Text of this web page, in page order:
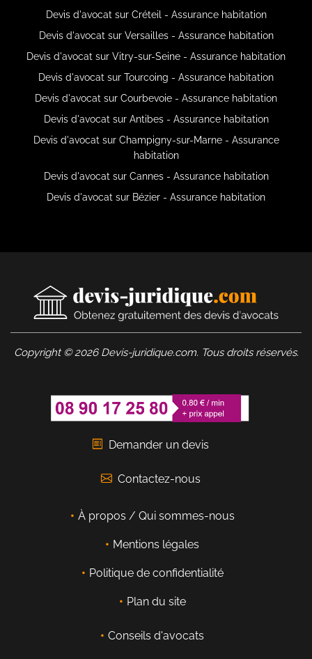
Devis d'avocat sur Créteil - Assurance habitation
Devis d'avocat sur Versailles - Assurance habitation
Devis d'avocat sur Vitry-sur-Seine - Assurance habitation
Devis d'avocat sur Tourcoing - Assurance habitation
Devis d'avocat sur Courbevoie - Assurance habitation
Devis d'avocat sur Antibes - Assurance habitation
Devis d'avocat sur Champigny-sur-Marne - Assurance
habitation
Devis d'avocat sur Cannes - Assurance habitation
Devis d'avocat sur Bézier - Assurance habitation
Copyright © 2026 Devis-juridique.com. Tous droits réservés.
Demander un devis
Contactez-nous
À propos / Qui sommes-nous
Mentions légales
Politique de confidentialité
Plan du site
Conseils d'avocats